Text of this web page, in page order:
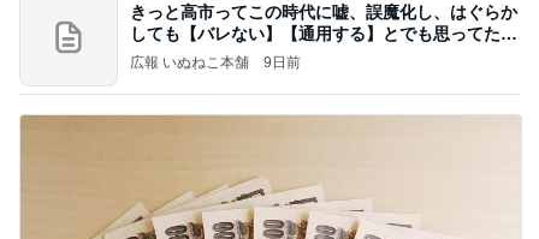
きっと高市ってこの時代に嘘、誤魔化し、はぐらか
しても【バレない】【通用する】とでも思ってたん
だろ
広報 いぬねこ本舗 9日前